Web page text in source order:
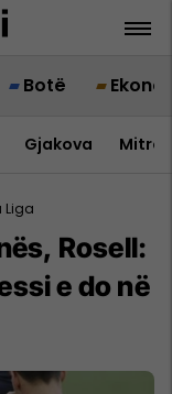
Botë
Gjakova
Liga
Rosell:
e do në